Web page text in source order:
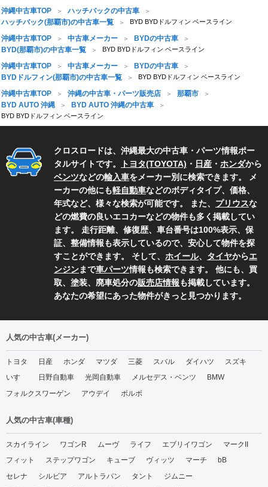
沖縄中古車TOP
ハッチバックの中古車
ハッチバック(那覇市)の中古車一覧
BYD BYDドルフィン ベースライン
沖縄中古車TOP 中古車メーカー
BYDの中古車
BYD(那覇市)の中古車一覧
BYD BYDドルフィン ベースライン
沖縄中古車TOP 中古車メーカー
BYDの中古車
BYDドルフィン(那覇市)の中古車一覧
BYD BYDドルフィン ベースライン
沖縄中古車TOP 沖縄の中古車・パーツ販売店
那覇市
BYD AUTO 沖縄
BYD AUTO 沖縄の中古車
BYD BYDドルフィン ベースライン
クロスロードは、沖縄最大の中古車・パーツ情報ポー
タルサイトです。
トヨタ(TOYOTA) ・ 日産 ・ ホンダから
ベンツなどの輸入車をメーカー別に検索できます。 メ
ーカーの他にも軽自動車などのボディタイプ、価格、
年式など、様々な検索が可能です。 また、 プリウスな
どの燃費の良いエコカーなどの物件も多く掲載してい
ます。 走行距離、修復歴、車台番号は100%表示、保
証、整備情報も表示しているので、安心して物件を探
すことができます。 そして、 ホイール、 タイヤからエ
ンジンまで車パーツ情報も検索できます。 他にも、買
取、塗装、廃車処分の販売店情報も掲載しています。
あなたの希望にあった物件がきっと見つかります。
人気の中古車(メーカー)
トヨタ 日産 ホンダ マツダ 三菱 スバル ダイハツ
スズキ
いすゞ
日野自動車 光岡自動車 メルセデス・ベンツ
BMW
フォルクスワーゲン
アウデイ ボルボ
人気の中古車(車種)
スカイライン ワゴンR ムーヴ ライフ エブリイワゴン
マークII
フィット
ステップワゴン キューブ ヴィッツ マーチ
bB
セレナ
シルビア アルトラパン タント
ジムニー